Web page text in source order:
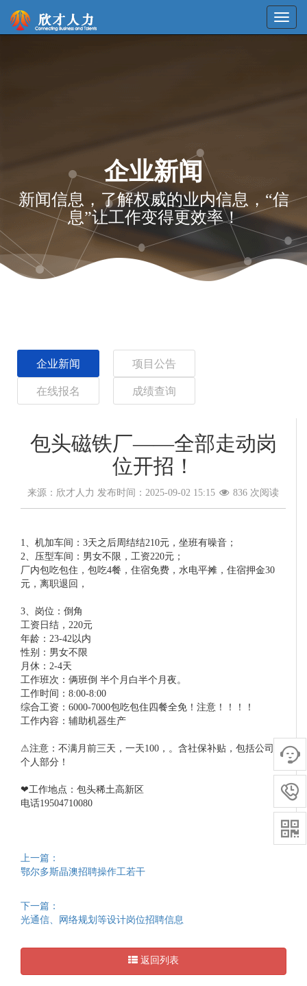
企业新闻
新闻信息，了解权威的业内信息，“信
息”让工作变得更效率！
企业新闻 项目公告
在线报名 成绩查询
包头磁铁厂——全部走动岗
位开招！
来源：欣才人力 发布时间：2025-09-02 15:15 836 次阅读
1、机加车间：3天之后周结结210元，坐班有噪音；
2、压型车间：男女不限，工资220元；
厂内包吃包住，包吃4餐，住宿免费，水电平摊，住宿押金30
元，离职退回，
3、岗位：倒角
工资日结，220元
年龄：23-42以内
性别：男女不限
月休：2-4天
工作班次：俩班倒 半个月白半个月夜。
工作时间：8:00-8:00
综合工资：6000-7000包吃包住四餐全免！注意！！！！
工作内容：辅助机器生产
⚠注意：不满月前三天，一天100，。含社保补贴，包括公司和
个人部分！
❤工作地点：包头稀土高新区
电话19504710080
上一篇：
鄂尔多斯晶澳招聘操作工若干
下一篇：
光通信、网络规划等设计岗位招聘信息
返回列表


